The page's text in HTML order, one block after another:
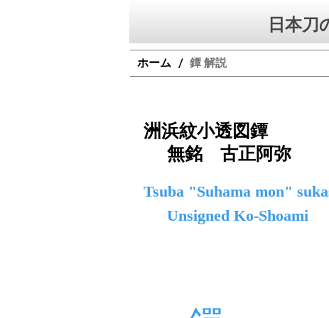
日本刀
ホーム / 鐔 解説
洲浜紋小透図鐔
無銘 古正阿弥
Tsuba "Suhama mon"
Unsigned Ko-Shoami